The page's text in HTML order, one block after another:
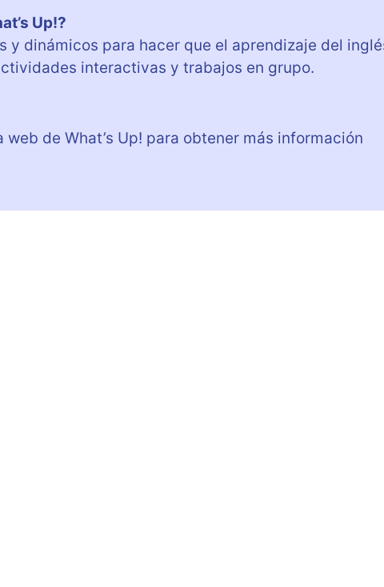
Up!?
y dinámicos para hacer que el aprendizaje del
interactivas y trabajos en grupo.
de What’s Up! para obtener más información